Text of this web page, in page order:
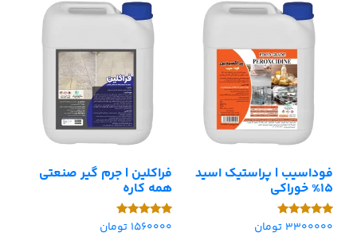
فوداسیب | پراستیک اسید
15% خوراکی
امتیاز
3300000 تومان
فراکلین | جرم گیر صنعتی
همه کاره
امتیاز
1560000 تومان